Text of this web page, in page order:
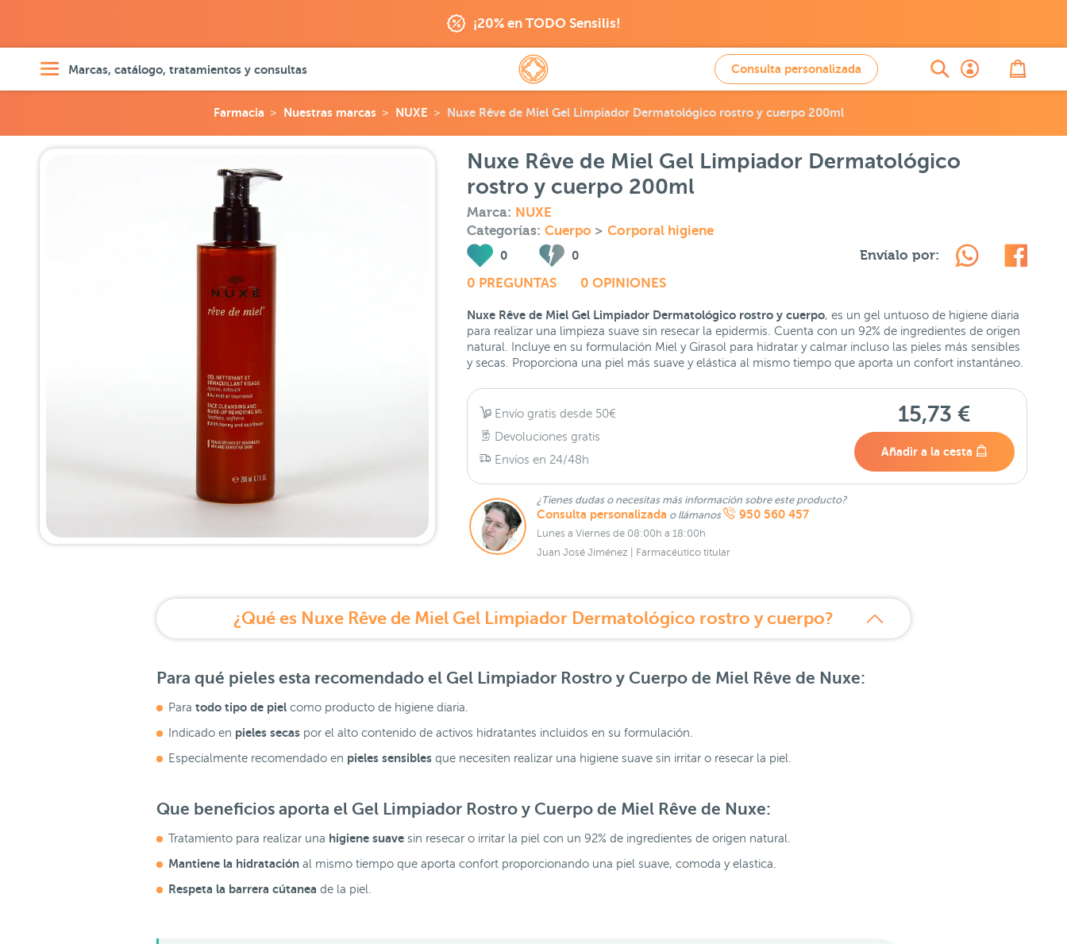
¡20% en TODO Sensilis!
Marcas, catálogo, tratamientos y consultas Consulta personalizada
Farmacia Nuestras marcas NUXE Nuxe Rêve de Miel Gel Limpiador Dermatológico rostro y cuerpo 200ml
Nuxe Rêve de Miel Gel Limpiador Dermatológico
rostro y cuerpo 200ml
Marca: NUXE
Categorías: Cuerpo > Corporal higiene
0 0
0 PREGUNTAS 0 OPINIONES
Envíalo por:
Nuxe Rêve de Miel Gel Limpiador Dermatológico rostro y cuerpo, es un gel untuoso de higiene diaria
para realizar una limpieza suave sin resecar la epidermis. Cuenta con un 92% de ingredientes de origen
natural. Incluye en su formulación Miel y Girasol para hidratar y calmar incluso las pieles más sensibles
y secas. Proporciona una piel más suave y elástica al mismo tiempo que aporta un confort instantáneo.
Envío gratis desde 50€
Devoluciones gratis
Envíos en 24/48h
15,73 €
Añadir a la cesta
¿Tienes dudas o necesitas más información sobre este producto?
Consulta personalizada o llámanos 950 560 457
Lunes a Viernes de 08:00h a 18:00h
Juan José Jiménez | Farmacéutico titular
¿Qué es Nuxe Rêve de Miel Gel Limpiador Dermatológico rostro y cuerpo?
Para qué pieles esta recomendado el Gel Limpiador Rostro y Cuerpo de Miel Rêve de Nuxe:
Para todo tipo de piel como producto de higiene diaria.
Indicado en pieles secas por el alto contenido de activos hidratantes incluidos en su formulación.
Especialmente recomendado en pieles sensibles que necesiten realizar una higiene suave sin irritar o resecar la piel.
Que beneficios aporta el Gel Limpiador Rostro y Cuerpo de Miel Rêve de Nuxe:
Tratamiento para realizar una higiene suave sin resecar o irritar la piel con un 92% de ingredientes de origen natural.
Mantiene la hidratación al mismo tiempo que aporta confort proporcionando una piel suave, comoda y elastica.
Respeta la barrera cútanea de la piel.